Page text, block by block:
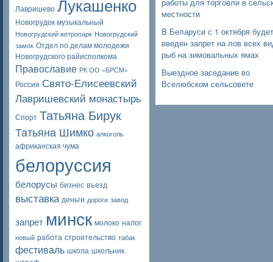
Лавришево Лукашенко
Новогрудок музыкальный
Новогрудский ветропарк Новогрудский
замок Отдел по делам молодежи
Новогрудского райисполкома
Православие РК ОО «БРСМ»
Россия Свято-Елисеевский
Лавришевский монастырь
Спорт Татьяна Бирук
Татьяна Шимко алкоголь
африканская чума
белоруссия
белорусы бизнес въезд
выставка деньги дороги завод
запрет минск молоко налог
новый работа строительство табак
фестиваль школа школьник
местности
В Беларуси с 1 октября будет
введен запрет на лов всех
рыб на зимовальных ямах
Выездное заседание во
Вселюбском сельсовете